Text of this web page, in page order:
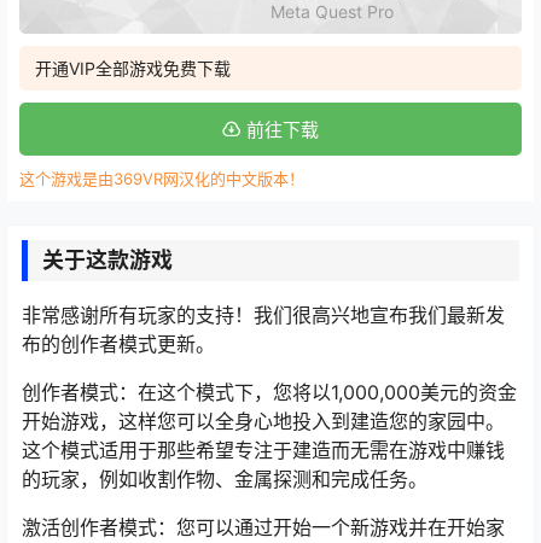
Meta Quest Pro
开通VIP全部游戏免费下载
前往下载
这个游戏是由369VR网汉化的中文版本！
关于这款游戏
非常感谢所有玩家的支持！我们很高兴地宣布我们最新发
布的创作者模式更新。
创作者模式：在这个模式下，您将以1,000,000美元的资金
开始游戏，这样您可以全身心地投入到建造您的家园中。
这个模式适用于那些希望专注于建造而无需在游戏中赚钱
的玩家，例如收割作物、金属探测和完成任务。
激活创作者模式：您可以通过开始一个新游戏并在开始家